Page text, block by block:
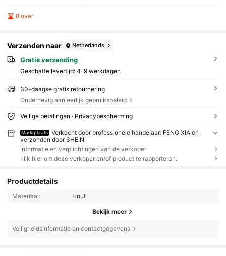
stiek houten hangend ornament voor bij het zwemb
8 over
Verzenden naar Netherlands
Gratis verzending
Geschatte levertijd: 4-9 werkdagen
30-daagse gratis retournering
Onderhevig aan eerlijk gebruiksbeleid
Veilige betalingen · Privacybescherming
Marktplaats
Verkocht door professionele handelaar: FENG XIA en
verzonden door SHEIN
Informatie en verplichtingen van de verkoper
klik hier om deze verkoper en/of product te rapporteren.
Productdetails
Materiaal: Hout
Bekijk meer
Veiligheidsinformatie en contactgegevens